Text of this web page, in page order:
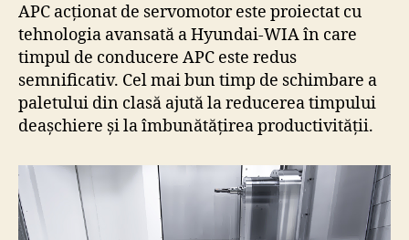
APC acționat de servomotor este proiectat cu
tehnologia avansată a Hyundai-WIA în care
timpul de conducere APC este redus
semnificativ. Cel mai bun timp de schimbare a
paletului din clasă ajută la reducerea timpului
deașchiere și la îmbunătățirea productivității.